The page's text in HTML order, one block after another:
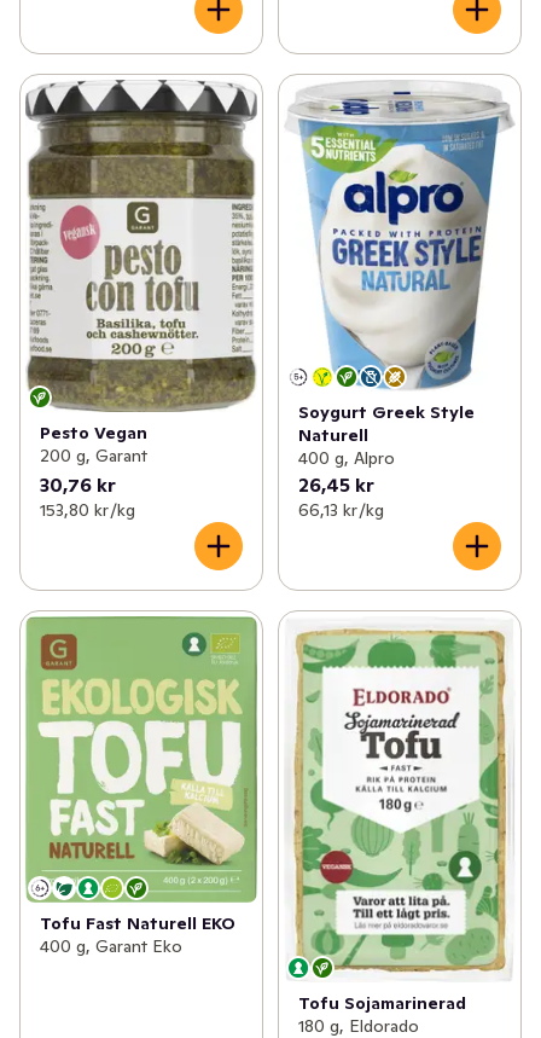
Pesto Vegan
200 g, Garant
30,76 kr
153,80 kr /kg
Soygurt Greek Style
Naturell
400 g, Alpro
26,45 kr
66,13 kr /kg
Tofu Fast Naturell EKO
400 g, Garant Eko
Tofu Sojamarinerad
180 g, Eldorado